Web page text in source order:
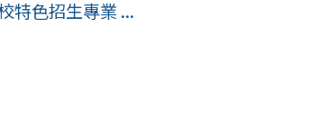
特色招生專業 ...